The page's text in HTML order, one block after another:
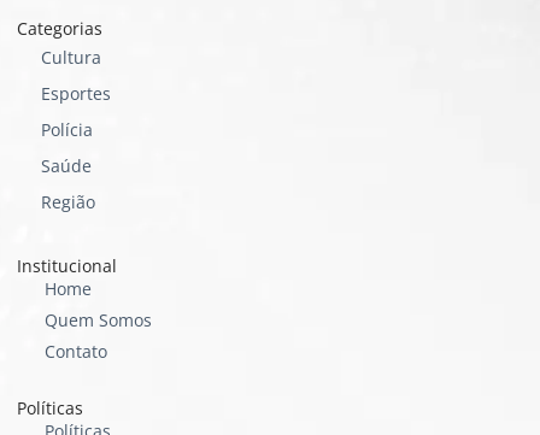
Categorias
Cultura
Esportes
Polícia
Saúde
Região
Institucional
Home
Quem Somos
Contato
Políticas
Políticas